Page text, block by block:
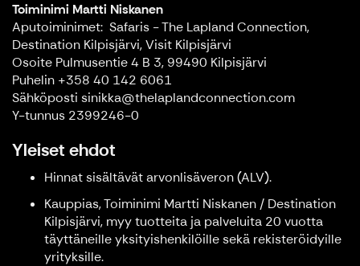
Toiminimi Martti Niskanen
Aputoiminimet: Safaris - The Lapland Connection,
Destination Kilpisjärvi, Visit Kilpisjärvi
Osoite Pulmusentie 4 B 3, 99490 Kilpisjärvi
Puhelin +358 40 142 6061
Sähköposti sinikka@thelaplandconnection.com
Y-tunnus 2399246-0
Yleiset ehdot
Hinnat sisältävät arvonlisäveron (ALV).
Kauppias, Toiminimi Martti Niskanen / Destination
Kilpisjärvi, myy tuotteita ja palveluita 20 vuotta
täyttäneille yksityishenkilöille sekä rekisteröidyille
yrityksille.